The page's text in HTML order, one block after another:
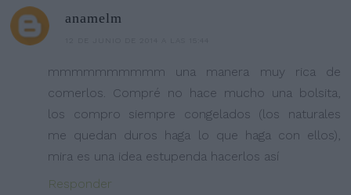
anamelm
mmmmmmmmmm una manera muy rica de
comerlos. Compré no hace mucho una bolsita,
los compro siempre congelados (los naturales
me quedan duros haga lo que haga con ellos),
mira es una idea estupenda hacerlos así
Responder